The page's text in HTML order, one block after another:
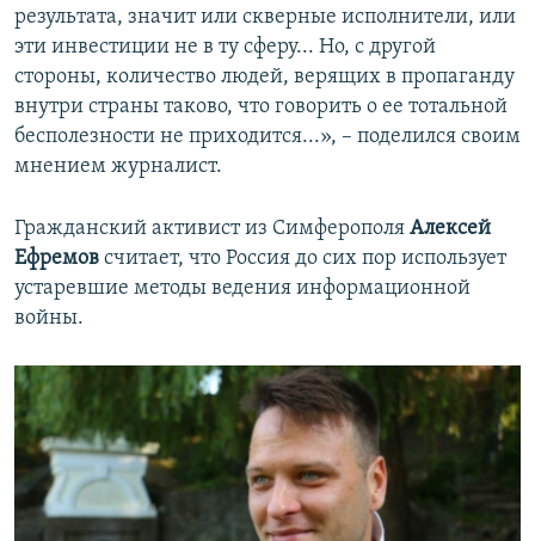
результата, значит или скверные исполнители, или
эти инвестиции не в ту сферу... Но, с другой
стороны, количество людей, верящих в пропаганду
внутри страны таково, что говорить о ее тотальной
бесполезности не приходится...», – поделился своим
мнением журналист.
Гражданский активист из Симферополя Алексей
Ефремов считает, что Россия до сих пор использует
устаревшие методы ведения информационной
войны.